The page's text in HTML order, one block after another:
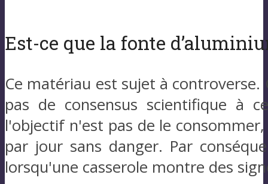
Est-ce que la fonte
Ce matériau est sujet à
pas de consensus scientifique à
l'objectif n'est pas de le
par jour sans danger. Par
lorsqu'une casserole montre des